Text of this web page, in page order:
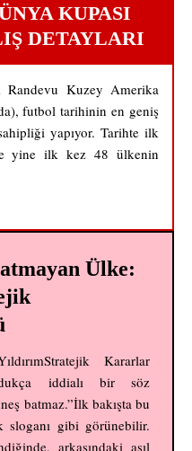
KUPASI
DETAYLARI
Kuzey Amerika
futbol tarihinin en geniş
yapıyor. Tarihte ilk
yine ilk kez 48 ülkenin
Ülke:
Kararlar
iddialı bir söz
batmaz.”İlk bakışta bu
gibi görünebilir.
arkasındaki asıl